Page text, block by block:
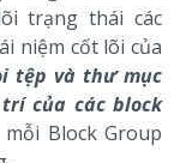
trạng thái các
niệm cốt lõi của
tệp và thư mục
của các block
mỗi Block Group